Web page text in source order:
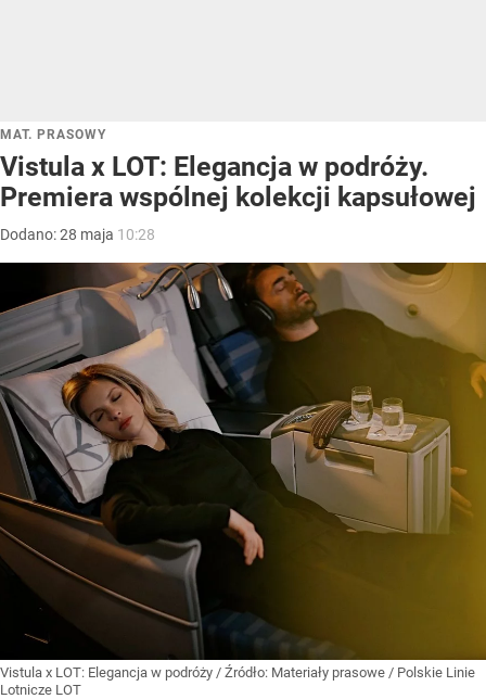
MAT. PRASOWY
Vistula x LOT: Elegancja w podróży.
Premiera wspólnej kolekcji kapsułowej
Dodano:28 maja 10:28
Vistula x LOT: Elegancja w podróży / Źródło: Materiały prasowe / Polskie Linie
Lotnicze LOT